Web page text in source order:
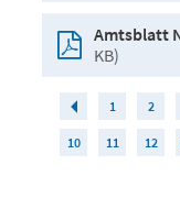
Amtsblatt
KB)
1 2
10 11 12